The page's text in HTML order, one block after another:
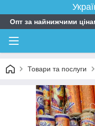
Опт за найнижчими
Товари та послуги